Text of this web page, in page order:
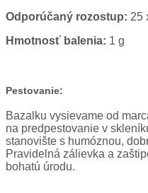
Odporúčaný rozostup: 25
Hmotnosť balenia: 1 g
Pestovanie:
Bazalku vysievame od
na predpestovanie v
stanovište s humóznou,
Pravidelná zálievka a
bohatú úrodu.